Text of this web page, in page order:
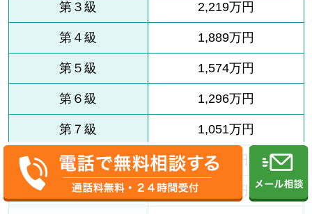
第３級 2,219万円
第４級 1,889万円
第５級 1,574万円
第６級 1,296万円
第７級 1,051万円
第８級 819万円
第９級 616万円